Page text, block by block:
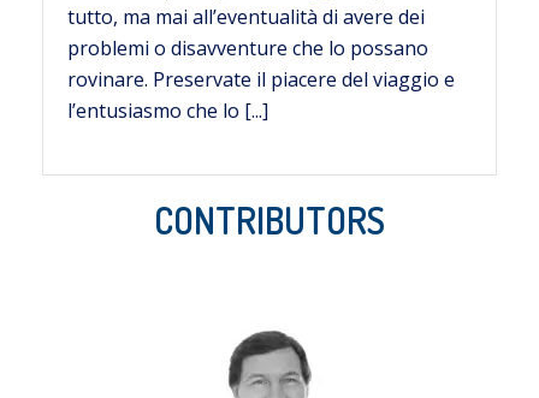
tutto, ma mai all’eventualità di avere dei
problemi o disavventure che lo possano
rovinare. Preservate il piacere del viaggio e
l’entusiasmo che lo [...]
CONTRIBUTORS